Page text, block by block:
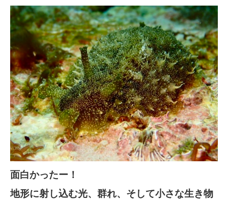
面白かったー！
地形に射し込む光、群れ、そして小さな生き物